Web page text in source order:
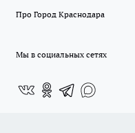
Про Город Краснодара
Мы в социальных сетях